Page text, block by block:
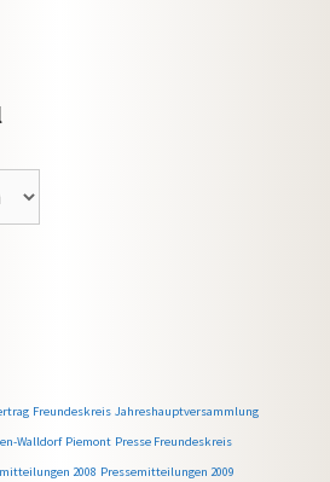
Freundeskreis Jahreshauptversammlung
Walldorf Piemont Presse Freundeskreis
2008 Pressemitteilungen 2009